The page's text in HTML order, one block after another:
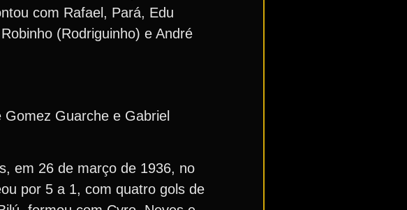
com Rafael, Pará, Edu
(Rodriguinho) e André
Guarche e Gabriel
em 26 de março de 1936, no
por 5 a 1, com quatro gols de